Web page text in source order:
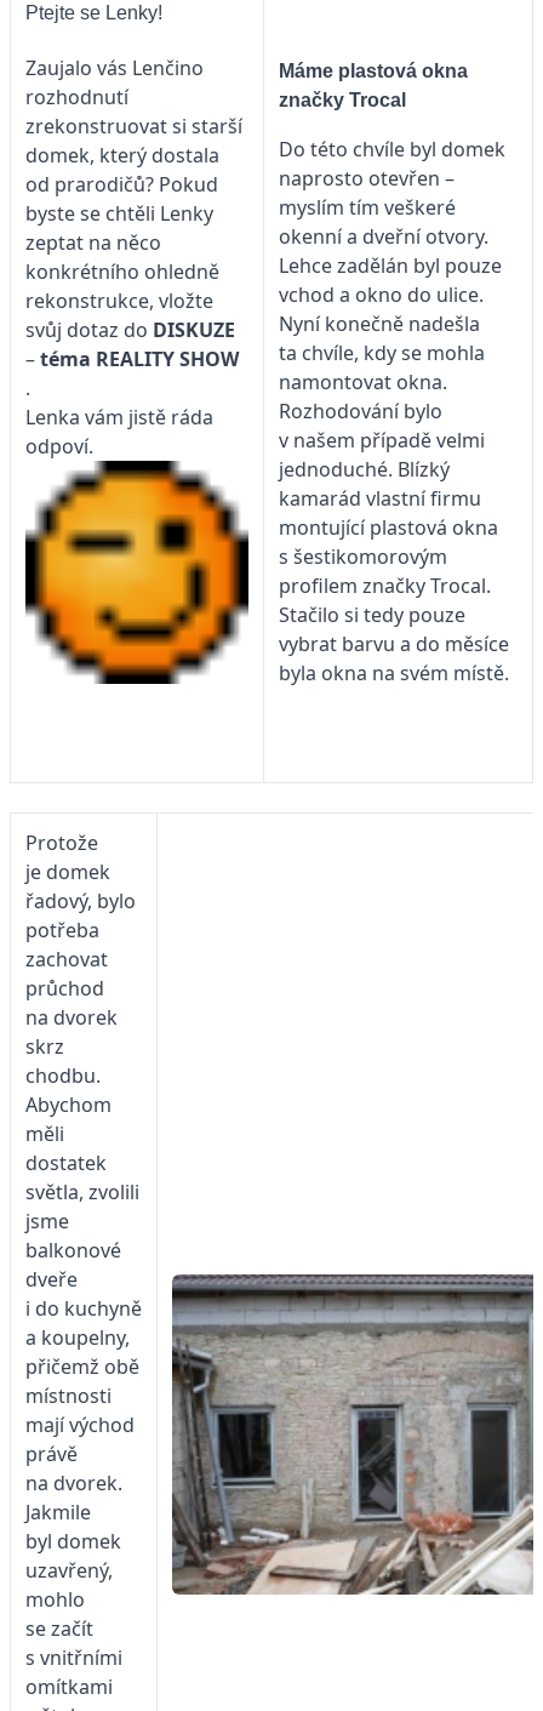
Ptejte se Lenky!
Zaujalo vás Lenčino
rozhodnutí
zrekonstruovat si starší
domek, který dostala
od prarodičů? Pokud
byste se chtěli Lenky
zeptat na něco
konkrétního ohledně
rekonstrukce, vložte
svůj dotaz do DISKUZE
–téma REALITY SHOW
.
Lenka vám jistě ráda
odpoví.
Máme plastová okna
značky Trocal
Do této chvíle byl domek
naprosto otevřen –
myslím tím veškeré
okenní a dveřní otvory.
Lehce zadělán byl pouze
vchod a okno do ulice.
Nyní konečně nadešla
ta chvíle, kdy se mohla
namontovat okna.
Rozhodování bylo
v našem případě velmi
jednoduché. Blízký
kamarád vlastní firmu
montující plastová okna
s šestikomorovým
profilem značky Trocal.
Stačilo si tedy pouze
vybrat barvu a do měsíce
byla okna na svém místě.
Protože
je domek
řadový, bylo
potřeba
zachovat
průchod
na dvorek
skrz
chodbu.
Abychom
měli
dostatek
světla, zvolili
jsme
balkonové
dveře
i do kuchyně
a koupelny,
přičemž obě
místnosti
mají východ
právě
na dvorek.
Jakmile
byl domek
uzavřený,
mohlo
se začít
s vnitřními
omítkami